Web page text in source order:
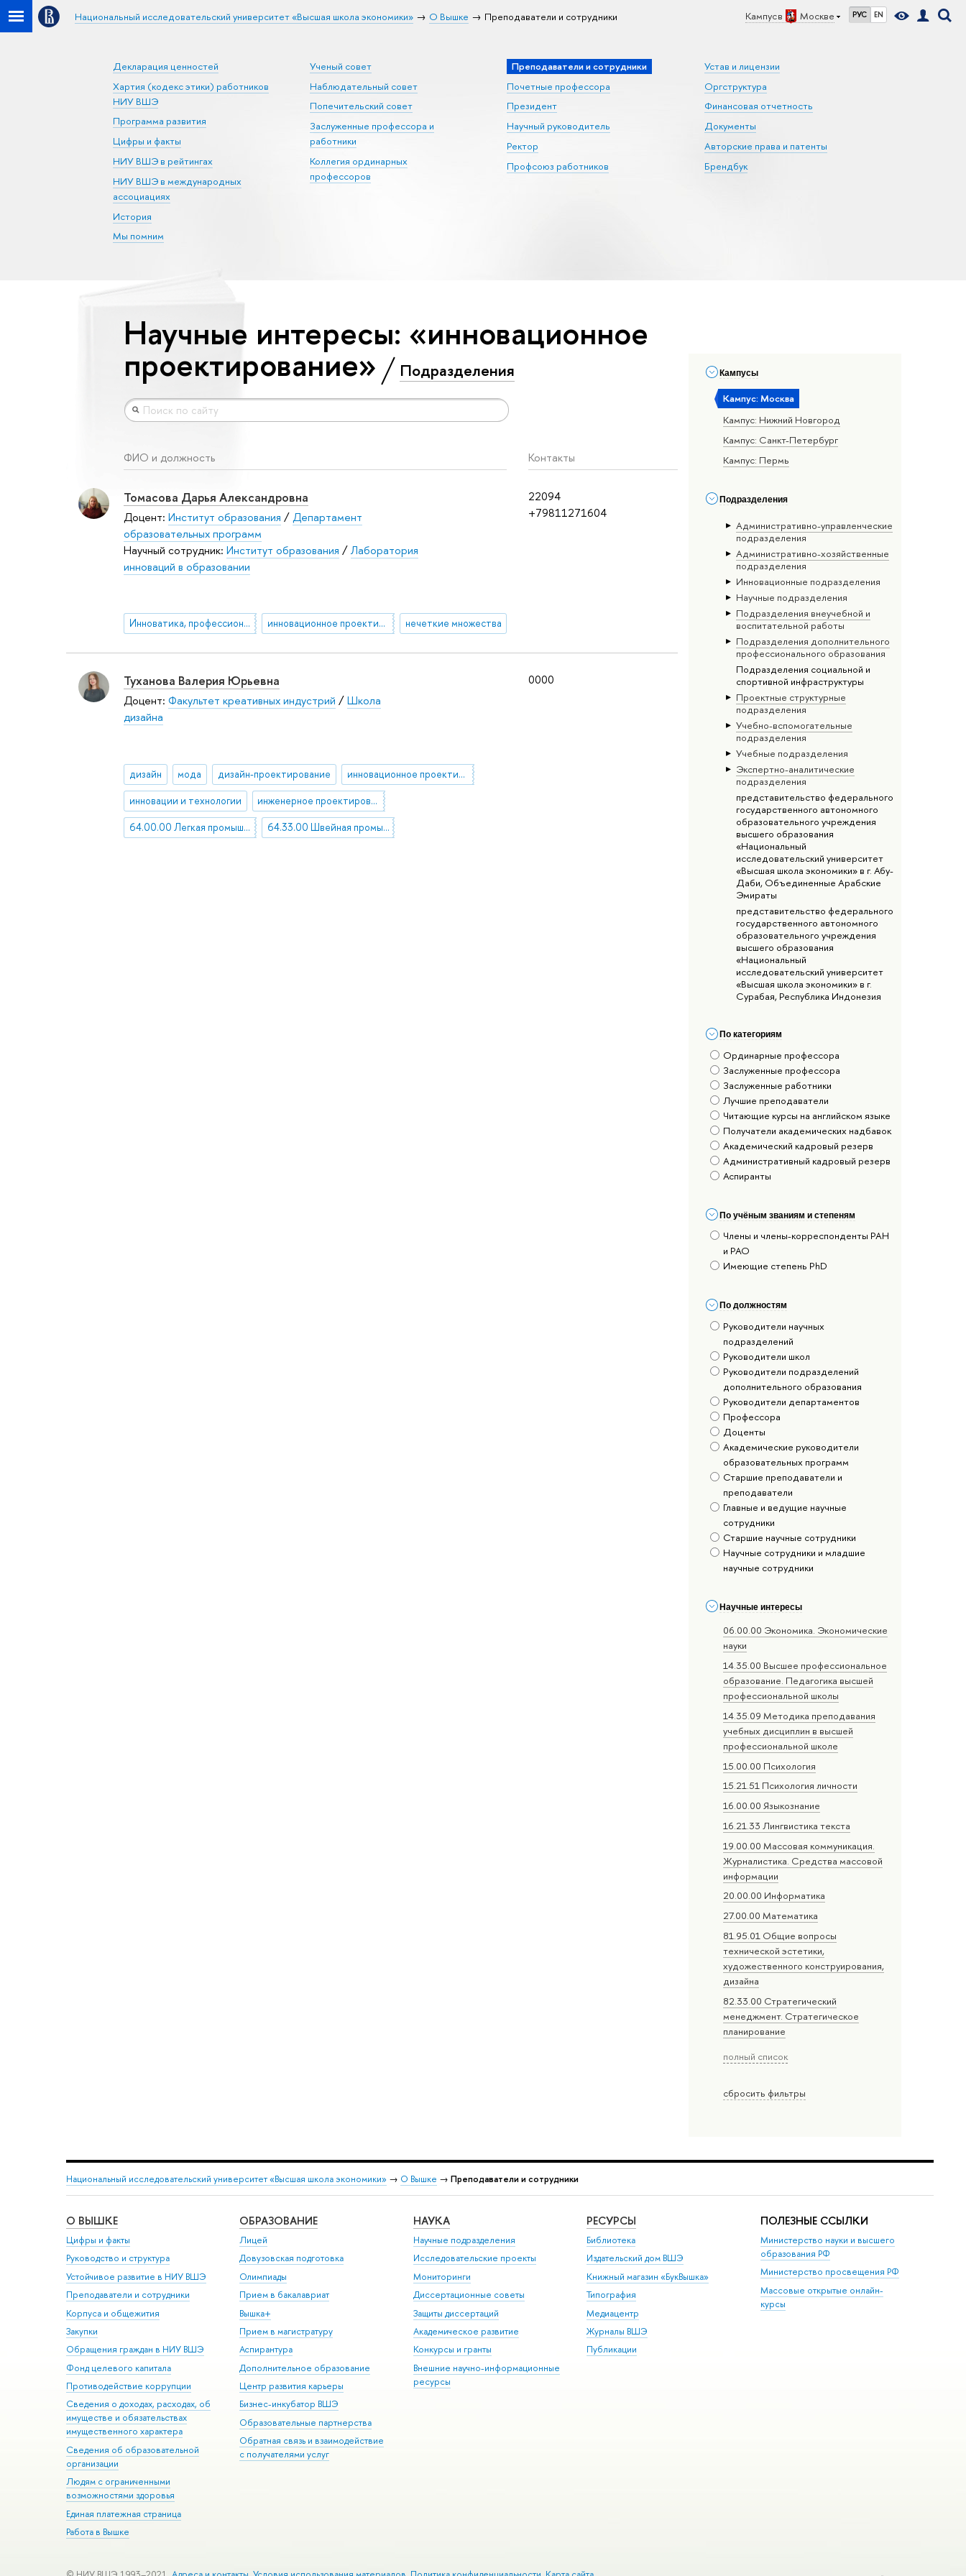
Кампус в Москве РУС EN
Национальный исследовательский университет «Высшая школа экономики» О Вышке Преподаватели и сотрудники
Декларация ценностей
Хартия (кодекс этики) работников
НИУ ВШЭ
Программа развития
Цифры и факты
НИУ ВШЭ в рейтингах
НИУ ВШЭ в международных
ассоциациях
История
Мы помним
Ученый совет
Наблюдательный совет
Попечительский совет
Заслуженные профессора и
работники
Коллегия ординарных
профессоров
Преподаватели и сотрудники
Почетные профессора
Президент
Научный руководитель
Ректор
Профсоюз работников
Устав и лицензии
Оргструктура
Финансовая отчетность
Документы
Авторские права и патенты
Брендбук
Кампусы
Кампус: Москва
Кампус: Нижний Новгород
Кампус: Санкт-Петербург
Кампус: Пермь
Подразделения
Административно-управленческие
подразделения
Административно-хозяйственные
подразделения
Инновационные подразделения
Научные подразделения
Подразделения внеучебной и
воспитательной работы
Подразделения дополнительного
профессионального образования
Подразделения социальной и
спортивной инфраструктуры
Проектные структурные
подразделения
Учебно-вспомогательные
подразделения
Учебные подразделения
Экспертно-аналитические
подразделения
представительство федерального
государственного автономного
образовательного учреждения
высшего образования
«Национальный
исследовательский университет
«Высшая школа экономики» в г. Абу-
Даби, Объединенные Арабские
Эмираты
представительство федерального
государственного автономного
образовательного учреждения
высшего образования
«Национальный
исследовательский университет
«Высшая школа экономики» в г.
Сурабая, Республика Индонезия
По категориям
Ординарные профессора
Заслуженные профессора
Заслуженные работники
Лучшие преподаватели
Читающие курсы на английском языке
Получатели академических надбавок
Академический кадровый резерв
Административный кадровый резерв
Аспиранты
По учёным званиям и степеням
Члены и члены-корреспонденты РАН
и РАО
Имеющие степень PhD
По должностям
Руководители научных
подразделений
Руководители школ
Руководители подразделений
дополнительного образования
Руководители департаментов
Профессора
Доценты
Академические руководители
образовательных программ
Старшие преподаватели и
преподаватели
Главные и ведущие научные
сотрудники
Старшие научные сотрудники
Научные сотрудники и младшие
научные сотрудники
Научные интересы
06.00.00 Экономика. Экономические
науки
14.35.00 Высшее профессиональное
образование. Педагогика высшей
профессиональной школы
14.35.09 Методика преподавания
учебных дисциплин в высшей
профессиональной школе
15.00.00 Психология
15.21.51 Психология личности
16.00.00 Языкознание
16.21.33 Лингвистика текста
19.00.00 Массовая коммуникация.
Журналистика. Средства массовой
информации
20.00.00 Информатика
27.00.00 Математика
81.95.01 Общие вопросы
технической эстетики,
художественного конструирования,
дизайна
82.33.00 Стратегический
менеджмент. Стратегическое
планирование
полный список
сбросить фильтры
Научные интересы: «инновационное
проектирование» Подразделения
ФИО и должность Контакты
22094
+79811271604
Томасова Дарья Александровна
Доцент: Институт образования /Департамент
образовательных программ
Научный сотрудник: Институт образования /Лаборатория
инноваций в образовании
Инноватика, профессиональное образование, инновационный поиск инновационное проектирование нечеткие множества
0000
Туханова Валерия Юрьевна
Доцент: Факультет креативных индустрий /Школа
дизайна
дизайн мода дизайн-проектирование инновационное проектирование
инновации и технологии инженерное проектирование
64.00.00 Легкая промышленность 64.33.00 Швейная промышленность
Национальный исследовательский университет «Высшая школа экономики» → О Вышке → Преподаватели и сотрудники
О ВЫШКЕ
Цифры и факты
Руководство и структура
Устойчивое развитие в НИУ ВШЭ
Преподаватели и сотрудники
Корпуса и общежития
Закупки
Обращения граждан в НИУ ВШЭ
Фонд целевого капитала
Противодействие коррупции
Сведения о доходах, расходах, об
имуществе и обязательствах
имущественного характера
Сведения об образовательной
организации
Людям с ограниченными
возможностями здоровья
Единая платежная страница
Работа в Вышке
ОБРАЗОВАНИЕ
Лицей
Довузовская подготовка
Олимпиады
Прием в бакалавриат
Вышка+
Прием в магистратуру
Аспирантура
Дополнительное образование
Центр развития карьеры
Бизнес-инкубатор ВШЭ
Образовательные партнерства
Обратная связь и взаимодействие
с получателями услуг
НАУКА
Научные подразделения
Исследовательские проекты
Мониторинги
Диссертационные советы
Защиты диссертаций
Академическое развитие
Конкурсы и гранты
Внешние научно-информационные
ресурсы
РЕСУРСЫ
Библиотека
Издательский дом ВШЭ
Книжный магазин «БукВышка»
Типография
Медиацентр
Журналы ВШЭ
Публикации
ПОЛЕЗНЫЕ ССЫЛКИ
Министерство науки и высшего
образования РФ
Министерство просвещения РФ
Массовые открытые онлайн-
курсы